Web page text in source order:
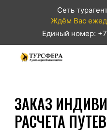
Сеть
Ждём Вас
Единый номер:
ЗАКАЗ
РАСЧЕТА